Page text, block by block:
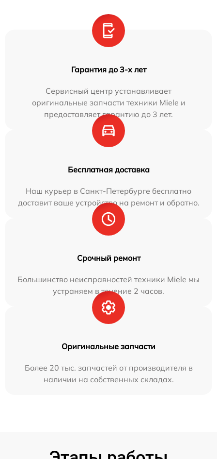
Гарантия до 3-х лет
Сервисный центр устанавливает
оригинальные запчасти техники Miele и
предоставляет гарантию до 3 лет.
Бесплатная доставка
Наш курьер в Санкт-Петербурге бесплатно
доставит ваше устройство на ремонт и обратно.
Срочный ремонт
Большинство неисправностей техники Miele мы
устраняем в течение 2 часов.
Оригинальные запчасти
Более 20 тыс. запчастей от производителя в
наличии на собственных складах.